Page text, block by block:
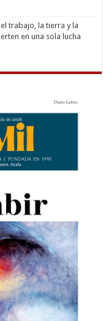
trabajo, la tierra y la
en una sola lucha